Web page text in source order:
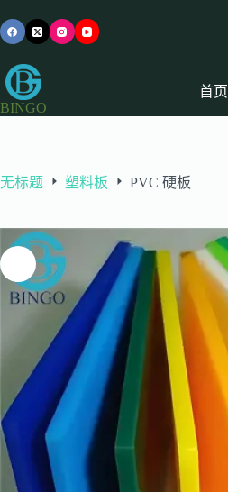
过
容
BINGO
首页
无标题 塑料板 PVC 硬板